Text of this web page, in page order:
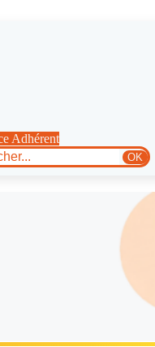
Adhérent
OK